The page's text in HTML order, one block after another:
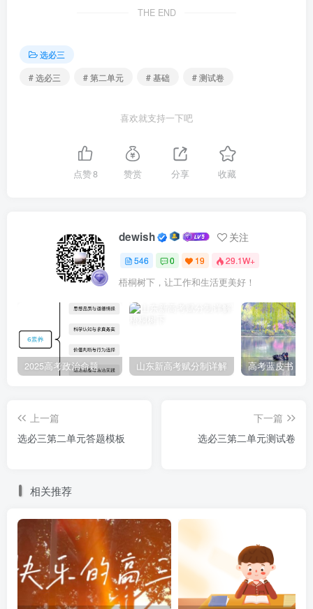
5.全国学生心理健康工作咨询委员会第二次全体会议于
应对”转向“主动预防”，并强调体系构建与教师专业能力提升
那么就能及时发现学生的心理问题（B）；只有提升教师的
心理健康教育专业素养（C），才能够构建完善的心理健康
基于会议提出的两个命题，下列选项中符合演绎推理规
则的是（ ）
③（C）真，则（A）真 ④（A）是（C）的充分条
件
6.为了庆祝中华人民共和国成立75周年，弘扬爱国主义
精神，某班团支部围绕“同心庆华诞，共抒爱国情”开展了主
①“中华民族不惧挑战，且能化挑战为机遇”是联言判断
②“有些道路是英雄们用生命和鲜血开辟的”不能进行换
质位推理
③“爱国或是保卫祖国，或是建设家园”的选言支全真，
THE END
选必三
# 选必三
# 第二单元 # 基础 # 测试卷
喜欢就支持一下吧
点赞8 赞赏 分享 收藏
dewish 关注
546 0 19 29.1W+
梧桐树下，让工作和生活更美好！
2025高考政治命题纲要解读 山东新高考赋分制详解
上一篇
选必三第二单元答题模板
下一篇
选必三第二单元测试卷
相关推荐